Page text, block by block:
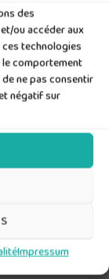
des
ou accéder aux
technologies
comportement
ne pas consentir
négatif sur
Impressum
limite
un
De
achat
le lien
de